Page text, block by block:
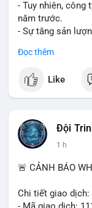
- Tuy nhiên, công
năm trước.
- Sự tăng sản
#vlikevn #titanbot
📰 Nguồn:
Đọc thêm
Like
Đội
1 h
🚨 CẢNH BÁO
Chi tiết giao dịch: